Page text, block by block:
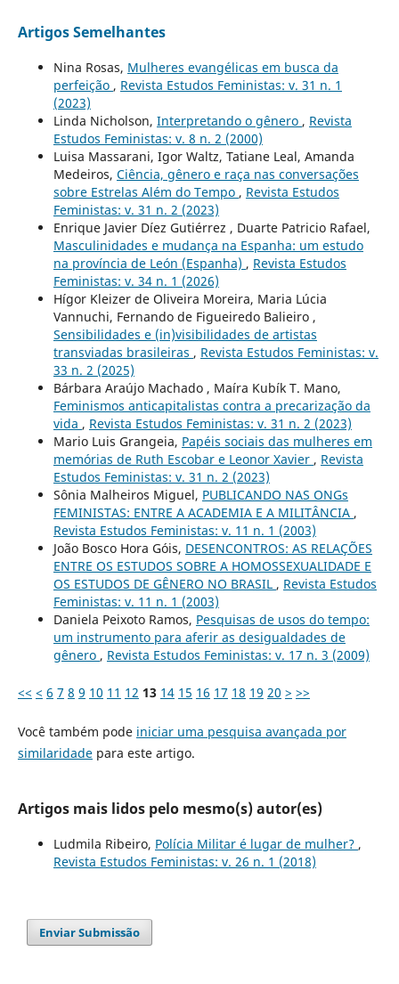
Artigos Semelhantes
Nina Rosas, Mulheres evangélicas em busca da
perfeição , Revista Estudos Feministas: v. 31 n. 1
(2023)
Linda Nicholson, Interpretando o gênero , Revista
Estudos Feministas: v. 8 n. 2 (2000)
Luisa Massarani, Igor Waltz, Tatiane Leal, Amanda
Medeiros, Ciência, gênero e raça nas conversações
sobre Estrelas Além do Tempo , Revista Estudos
Feministas: v. 31 n. 2 (2023)
Enrique Javier Díez Gutiérrez , Duarte Patricio Rafael,
Masculinidades e mudança na Espanha: um estudo
na província de León (Espanha) , Revista Estudos
Feministas: v. 34 n. 1 (2026)
Hígor Kleizer de Oliveira Moreira, Maria Lúcia
Vannuchi, Fernando de Figueiredo Balieiro ,
Sensibilidades e (in)visibilidades de artistas
transviadas brasileiras , Revista Estudos Feministas: v.
33 n. 2 (2025)
Bárbara Araújo Machado , Maíra Kubík T. Mano,
Feminismos anticapitalistas contra a precarização da
vida , Revista Estudos Feministas: v. 31 n. 2 (2023)
Mario Luis Grangeia, Papéis sociais das mulheres em
memórias de Ruth Escobar e Leonor Xavier , Revista
Estudos Feministas: v. 31 n. 2 (2023)
Sônia Malheiros Miguel, PUBLICANDO NAS ONGs
FEMINISTAS: ENTRE A ACADEMIA E A MILITÂNCIA ,
Revista Estudos Feministas: v. 11 n. 1 (2003)
João Bosco Hora Góis, DESENCONTROS: AS RELAÇÕES
ENTRE OS ESTUDOS SOBRE A HOMOSSEXUALIDADE E
OS ESTUDOS DE GÊNERO NO BRASIL , Revista Estudos
Feministas: v. 11 n. 1 (2003)
Daniela Peixoto Ramos, Pesquisas de usos do tempo:
um instrumento para aferir as desigualdades de
gênero , Revista Estudos Feministas: v. 17 n. 3 (2009)
<< < 6 7 8 9 10 11 12 13 14 15 16 17 18 19 20 > >>
Você também pode iniciar uma pesquisa avançada por
similaridadepara este artigo.
Artigos mais lidos pelo mesmo(s) autor(es)
Ludmila Ribeiro, Polícia Militar é lugar de mulher? ,
Revista Estudos Feministas: v. 26 n. 1 (2018)
Enviar Submissão